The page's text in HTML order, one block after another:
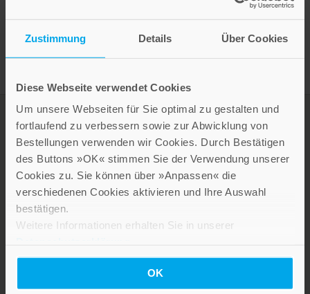
Zustimmung Details Über Cookies
Diese Webseite verwendet Cookies
Um unsere Webseiten für Sie optimal zu gestalten und
fortlaufend zu verbessern sowie zur Abwicklung von
Bestellungen verwenden wir Cookies. Durch Bestätigen
des Buttons »OK« stimmen Sie der Verwendung unserer
Cookies zu. Sie können über »Anpassen« die
verschiedenen Cookies aktivieren und Ihre Auswahl
bestätigen.
Weitere Informationen erhalten Sie in unserer
OK
NEWSLETTER